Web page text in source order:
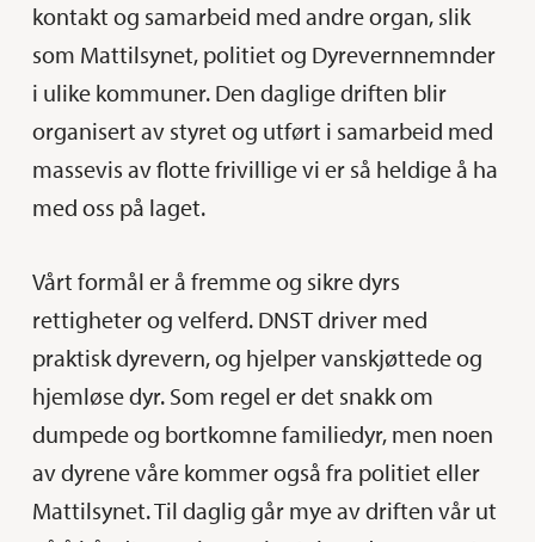
kontakt og samarbeid med andre organ, slik
som Mattilsynet, politiet og Dyrevernnemnder
i ulike kommuner. Den daglige driften blir
organisert av styret og utført i samarbeid med
massevis av flotte frivillige vi er så heldige å ha
med oss på laget.
Vårt formål er å fremme og sikre dyrs
rettigheter og velferd. DNST driver med
praktisk dyrevern, og hjelper vanskjøttede og
hjemløse dyr. Som regel er det snakk om
dumpede og bortkomne familiedyr, men noen
av dyrene våre kommer også fra politiet eller
Mattilsynet. Til daglig går mye av driften vår ut